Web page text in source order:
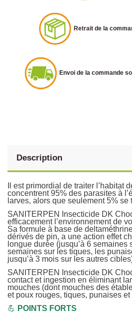
Retrait de la
Envoi de la commande
Description
Il est primordial de traiter l’habitat
concentrent 95% des parasites à
larves, alors que seulement 5% se
SANITERPEN Insecticide DK
efficacement l’environnement de
Sa formule à base de
dérivés de pin, a une action effet
longue durée (jusqu’à 6 semaines
semaines sur les tiques, les
jusqu’à 3 mois sur les autres
SANITERPEN Insecticide DK
contact et ingestion en éliminant
mouches (dont mouches des
et poux rouges, tiques, punaises
💪 POINTS FORTS